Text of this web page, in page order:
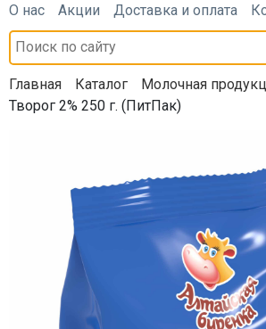
О нас Акции Доставка и оплата
Главная Каталог Молочная
Творог 2% 250 г. (ПитПак)